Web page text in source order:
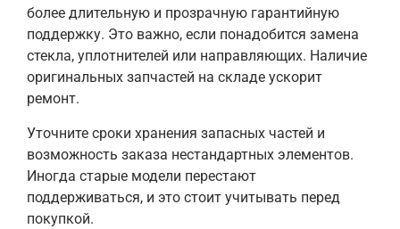
более длительную и прозрачную гарантийную
поддержку. Это важно, если понадобится замена
стекла, уплотнителей или направляющих. Наличие
оригинальных запчастей на складе ускорит
ремонт.
Уточните сроки хранения запасных частей и
возможность заказа нестандартных элементов.
Иногда старые модели перестают
поддерживаться, и это стоит учитывать перед
покупкой.